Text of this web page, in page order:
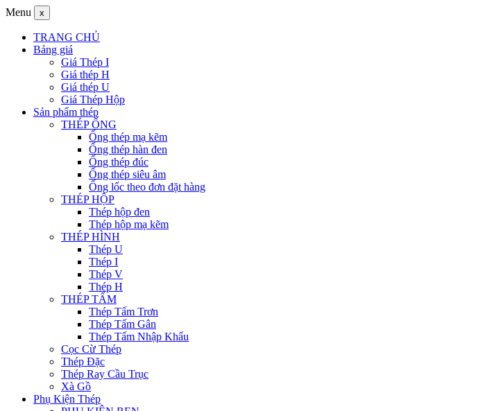
Menu x
TRANG CHỦ
Bảng giá
Giá Thép I
Giá thép H
Giá thép U
Giá Thép Hộp
Sản phẩm thép
THÉP ỐNG
Ống thép mạ kẽm
Ống thép hàn đen
Ống thép đúc
Ống thép siêu âm
Ống lốc theo đơn đặt hàng
THÉP HỘP
Thép hộp đen
Thép hộp mạ kẽm
THÉP HÌNH
Thép U
Thép I
Thép V
Thép H
THÉP TẤM
Thép Tấm Trơn
Thép Tấm Gân
Thép Tấm Nhập Khẩu
Cọc Cừ Thép
Thép Đặc
Thép Ray Cầu Trục
Xà Gồ
Phụ Kiện Thép